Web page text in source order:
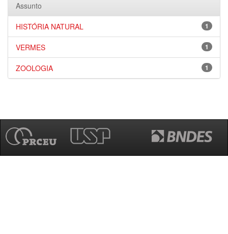
Assunto
1
HISTÓRIA NATURAL
1
VERMES
1
ZOOLOGIA